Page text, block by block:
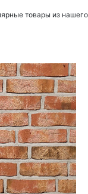
товары из нашего